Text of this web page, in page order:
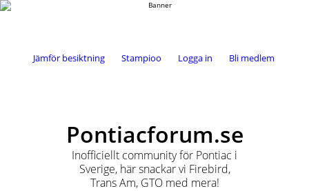
Jämför besiktning Stampioo Logga in Bli medlem
Pontiacforum.se
Inofficiellt community för Pontiac i
Sverige, här snackar vi Firebird,
Trans Am, GTO med mera!